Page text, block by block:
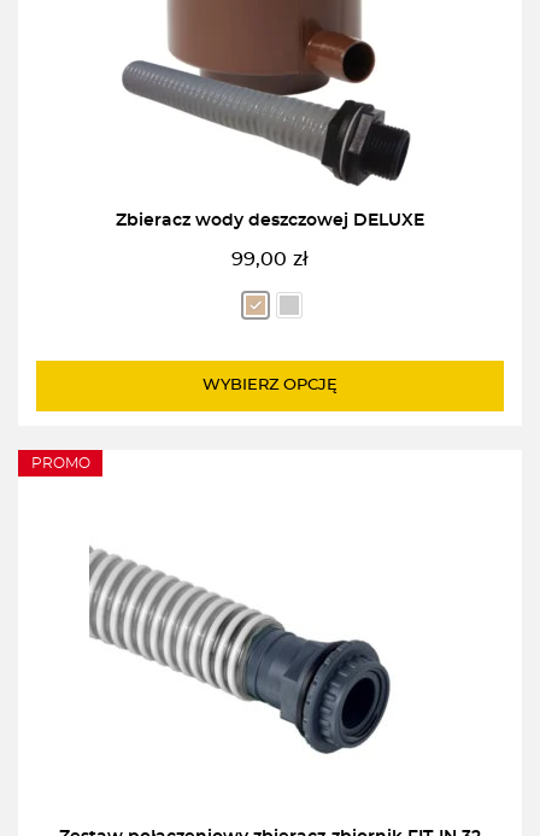
Zbieracz wody deszczowej DELUXE
99,00 zł
WYBIERZ OPCJĘ
PROMO